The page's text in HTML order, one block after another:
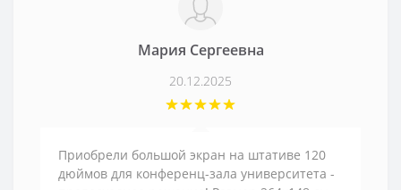
Мария Сергеевна
20.12.2025
Приобрели большой экран на штативе 120
дюймов для конференц-зала университета -